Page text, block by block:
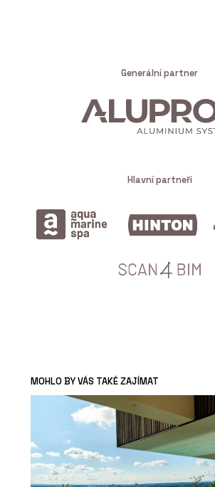
Generální partner
Hlavní partneři
MOHLO BY VÁS TAKÉ ZAJÍMAT